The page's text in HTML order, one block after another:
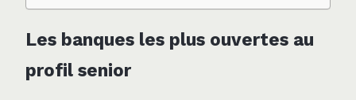
Les banques les plus ouvertes au
profil senior